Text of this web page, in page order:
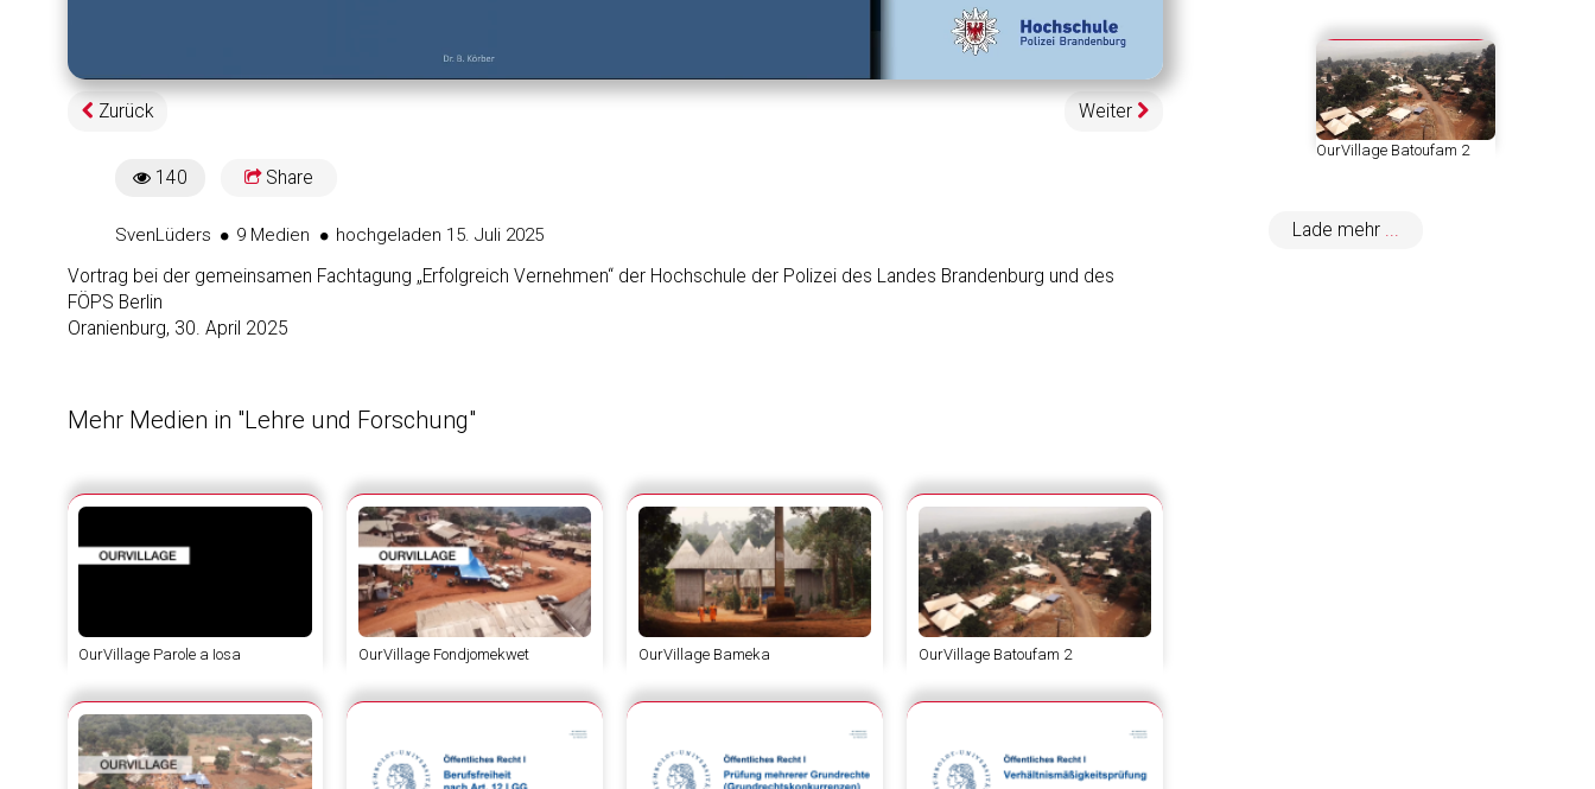
2.80%
aus
quality
menu
Zurück Weiter
140 Share
SvenLüders 9 Medien
hochgeladen 15. Juli 2025
Vortrag bei der gemeinsamen Fachtagung „Erfolgreich Vernehmen“ der Hochschule der Polizei des Landes Brandenburg und des
FÖPS Berlin
Oranienburg, 30. April 2025
Mehr Medien in "Lehre und Forschung"
OurVillage Parole a Iosa OurVillage Fondjomekwet OurVillage Bameka OurVillage Batoufam 2
OurVillage Batoufam 2
Lade mehr